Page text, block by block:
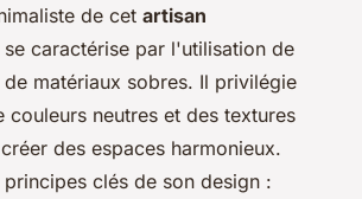
de cet artisan
se caractérise par l'utilisation de
matériaux sobres. Il privilégie
couleurs neutres et des textures
des espaces harmonieux.
clés de son design :